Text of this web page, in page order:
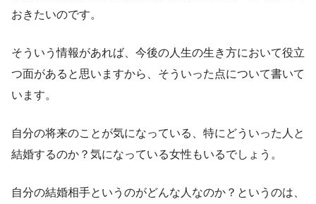
おきたいのです。
そういう情報があれば、今後の人生の生き方において役立
つ面があると思いますから、そういった点について書いて
います。
自分の将来のことが気になっている、特にどういった人と
結婚するのか？気になっている女性もいるでしょう。
自分の結婚相手というのがどんな人なのか？というのは、